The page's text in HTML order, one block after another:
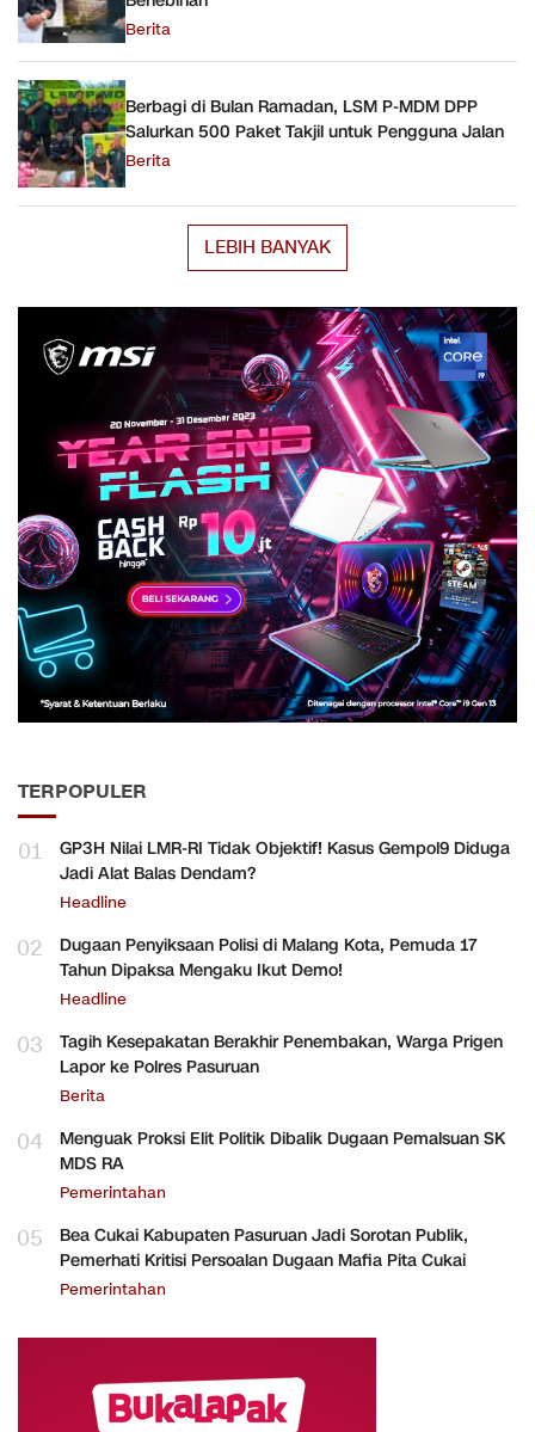
Berita
Berbagi di Bulan Ramadan, LSM P-MDM DPP
Salurkan 500 Paket Takjil untuk Pengguna Jalan
Berita
LEBIH BANYAK
TERPOPULER
01
GP3H Nilai LMR-RI Tidak Objektif! Kasus Gempol9 Diduga
Jadi Alat Balas Dendam?
Headline
02
Dugaan Penyiksaan Polisi di Malang Kota, Pemuda 17
Tahun Dipaksa Mengaku Ikut Demo!
Headline
03
Tagih Kesepakatan Berakhir Penembakan, Warga Prigen
Lapor ke Polres Pasuruan
Berita
04
Menguak Proksi Elit Politik Dibalik Dugaan Pemalsuan SK
MDS RA
Pemerintahan
05
Bea Cukai Kabupaten Pasuruan Jadi Sorotan Publik,
Pemerhati Kritisi Persoalan Dugaan Mafia Pita Cukai
Pemerintahan